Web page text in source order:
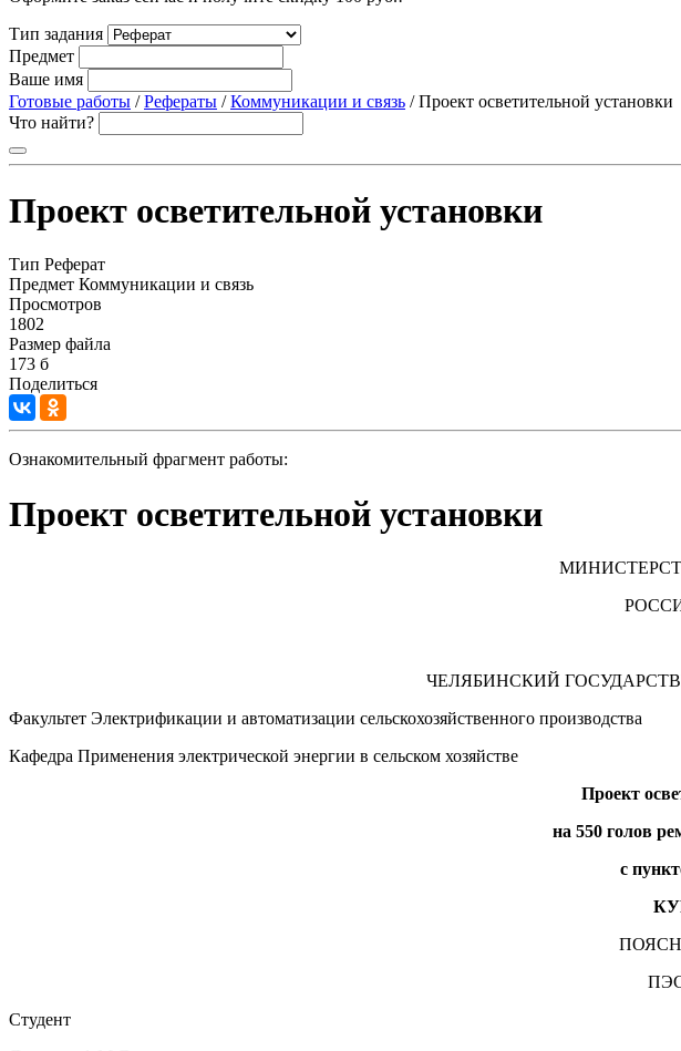
Тип задания
Предмет
Ваше имя
Готовые работы /Рефераты /Коммуникации и связь / Проект осветительной установки
Что найти?
Проект осветительной установки
Тип Реферат
Предмет Коммуникации и связь
Просмотров
1802
Размер файла
173 б
Поделиться
Ознакомительный фрагмент работы:
Проект осветительной установки
ЧЕЛЯБИНСКИЙ
Факультет Электрификации и автоматизации сельскохозяйственного производства
Кафедра Применения электрической энергии в сельском хозяйстве
Проект
на 550 голов
с
Студент